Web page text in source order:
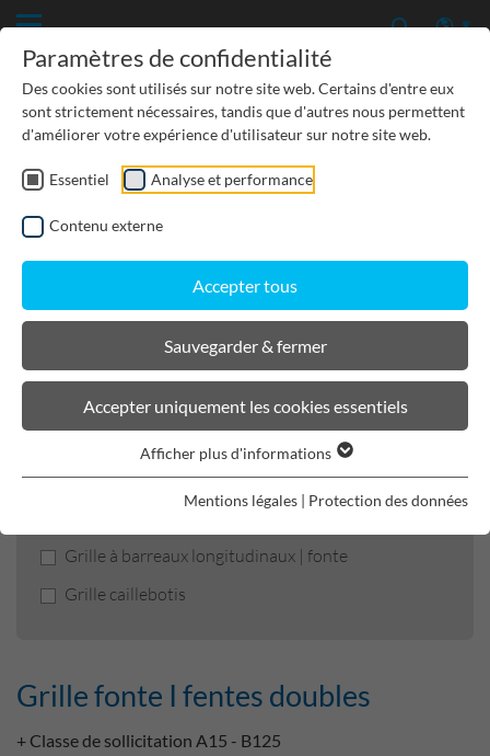
TP-GÉNIE CIVIL
PROTECTION DES EAUX SOUTERRAINES
URBANISME, PAYSAGISME
BIRCOslim®
Filtrer les produits
Grille à barreaux longitudinaux | fonte
Grille caillebotis
Grille fonte I fentes doubles
+ Classe de sollicitation A15 - B125
Paramètres de confidentialité
Des cookies sont utilisés sur notre site web. Certains d'entre eux
sont strictement nécessaires, tandis que d'autres nous permettent
d'améliorer votre expérience d'utilisateur sur notre site web.
Essentiel Analyse et performance
Contenu externe
Accepter tous
Sauvegarder & fermer
Accepter uniquement les cookies essentiels
Afficher plus d'informations
Mentions légales | Protection des données